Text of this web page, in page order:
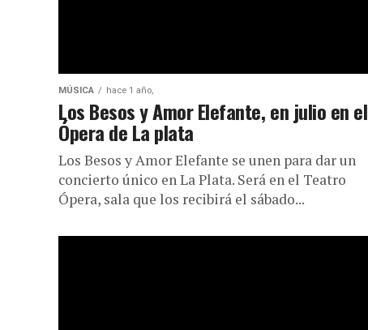
MÚSICA hace 1 año,
Los Besos y Amor Elefante, en julio en el
Ópera de La plata
Los Besos y Amor Elefante se unen para dar un
concierto único en La Plata. Será en el Teatro
Ópera, sala que los recibirá el sábado...